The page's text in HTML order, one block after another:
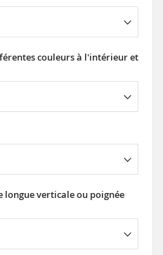
couleurs à l'intérieur et
longue verticale ou poignée